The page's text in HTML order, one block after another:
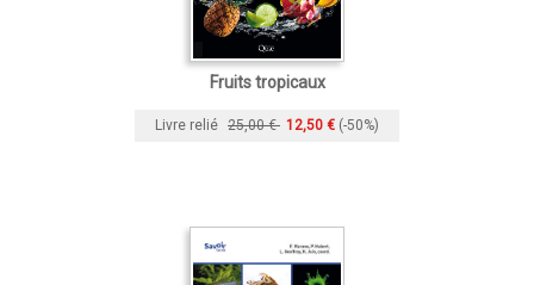
Fruits tropicaux
Livre relié 25,00 € 12,50 € (-50%)